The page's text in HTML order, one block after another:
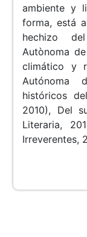
ambiente y
forma, está
hechizo
Autònoma
climático y
Autónoma
históricos
2010), Del
Literaria,
Irreverentes,